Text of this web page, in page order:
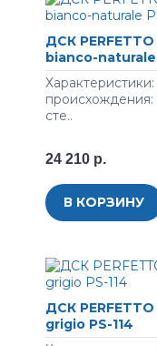
ДСК
bianco-naturale
происхождения:
сте..
24 210 р.
В КОРЗИНУ
ДСК
grigio PS-114